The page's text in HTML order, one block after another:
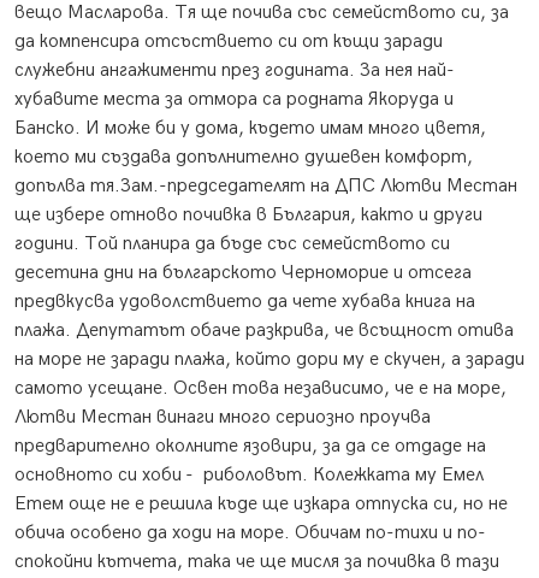
вещо Масларова. Тя ще почива със семейството си, за
да компенсира отсъствието си от къщи заради
служебни ангажименти през годината. За нея най-
хубавите места за отмора са родната Якоруда и
Банско. И може би у дома, където имам много цветя,
което ми създава допълнително душевен комфорт,
допълва тя.Зам.-председателят на ДПС Лютви Местан
ще избере отново почивка в България, както и други
години. Той планира да бъде със семейството си
десетина дни на българското Черноморие и отсега
предвкусва удоволствието да чете хубава книга на
плажа. Депутатът обаче разкрива, че всъщност отива
на море не заради плажа, който дори му е скучен, а заради
самото усещане. Освен това независимо, че е на море,
Лютви Местан винаги много сериозно проучва
предварително околните язовири, за да се отдаде на
основното си хоби - риболовът. Колежката му Емел
Етем още не е решила къде ще изкара отпуска си, но не
обича особено да ходи на море. Обичам по-тихи и по-
спокойни кътчета, така че ще мисля за почивка в тази